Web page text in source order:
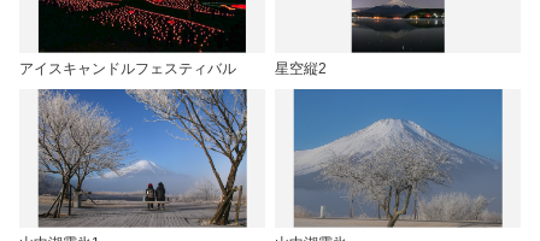
アイスキャンドルフェスティバル 星空縦2